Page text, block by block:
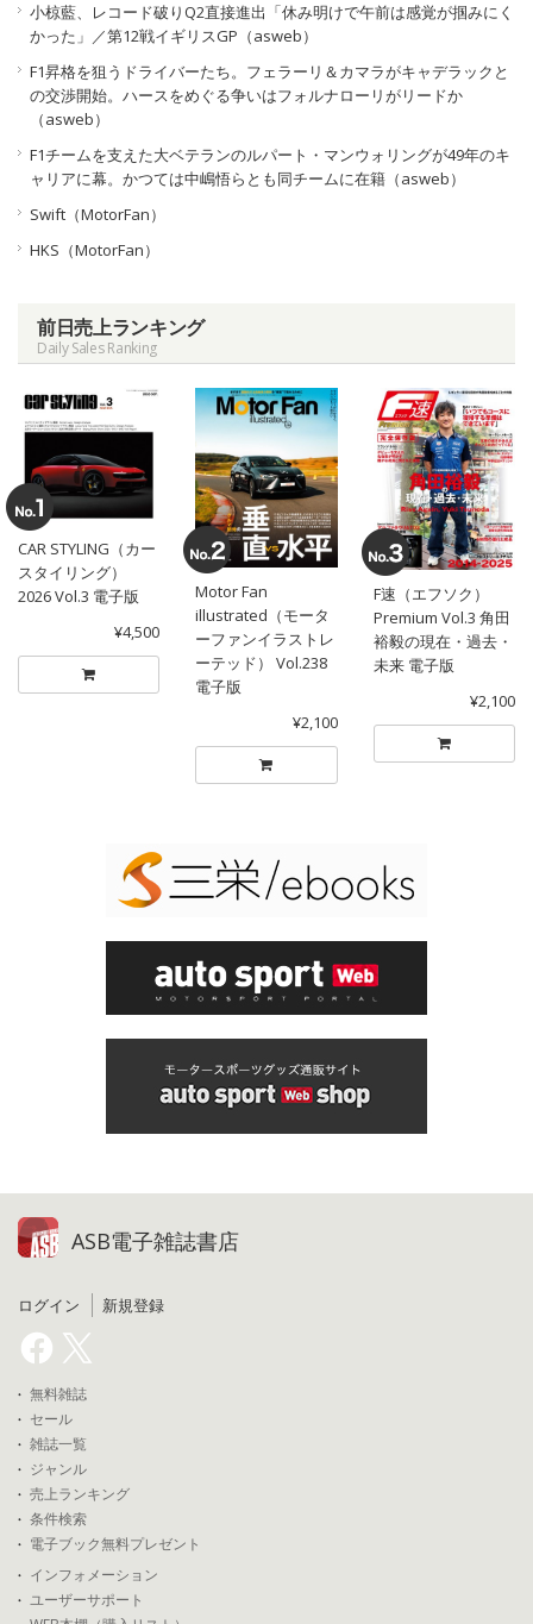
小椋藍、レコード破りQ2直接進出「休み明けで午前は感覚が掴みにく
かった」／第12戦イギリスGP（asweb）
F1昇格を狙うドライバーたち。フェラーリ＆カマラがキャデラックと
の交渉開始。ハースをめぐる争いはフォルナローリがリードか
（asweb）
F1チームを支えた大ベテランのルパート・マンウォリングが49年のキ
ャリアに幕。かつては中嶋悟らとも同チームに在籍（asweb）
Swift（MotorFan）
HKS（MotorFan）
前日売上ランキング
Daily Sales Ranking
CAR STYLING（カー
スタイリング）
2026 Vol.3 電子版
¥4,500
Motor Fan
illustrated（モータ
ーファンイラストレ
ーテッド） Vol.238
電子版
¥2,100
F速（エフソク）
Premium Vol.3 角田
裕毅の現在・過去・
未来 電子版
¥2,100
ASB電子雑誌書店
ログイン 新規登録
無料雑誌
セール
雑誌一覧
ジャンル
売上ランキング
条件検索
電子ブック無料プレゼント
インフォメーション
ユーザーサポート